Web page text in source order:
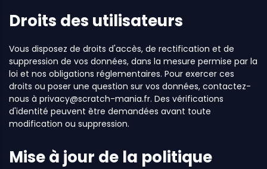
Droits des utilisateurs
Vous disposez de droits d'accès, de rectification et de
suppression de vos données, dans la mesure permise par la
loi et nos obligations réglementaires. Pour exercer ces
droits ou poser une question sur vos données, contactez-
nous à privacy@scratch-mania.fr. Des vérifications
d'identité peuvent être demandées avant toute
modification ou suppression.
Mise à jour de la politique